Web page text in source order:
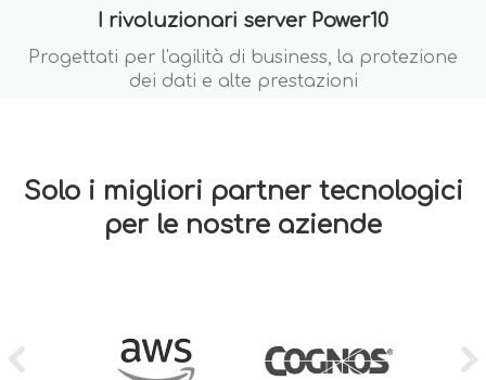
I rivoluzionari server Power10
Progettati per l'agilità di business, la protezione
dei dati e alte prestazioni
Solo i migliori partner tecnologici
per le nostre aziende